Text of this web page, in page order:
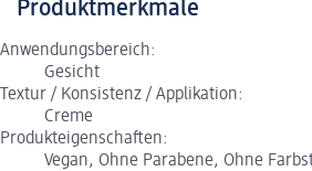
Produktmerkmale
Anwendungsbereich:
Gesicht
Textur / Konsistenz / Applikation:
Creme
Produkteigenschaften:
Vegan, Ohne Parabene, Ohne